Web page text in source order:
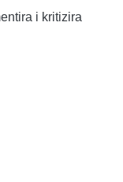
i kritizira